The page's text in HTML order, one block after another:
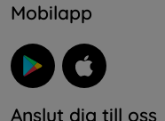
Mobilapp
Anslut dig till oss